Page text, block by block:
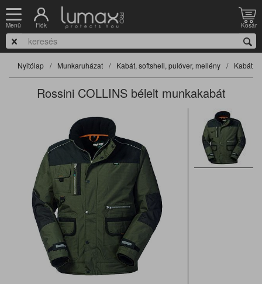
Menü Fiók Kosár
Nyitólap Munkaruházat Kabát, softshell, pulóver, mellény Kabát,
Rossini COLLINS bélelt munkakabát